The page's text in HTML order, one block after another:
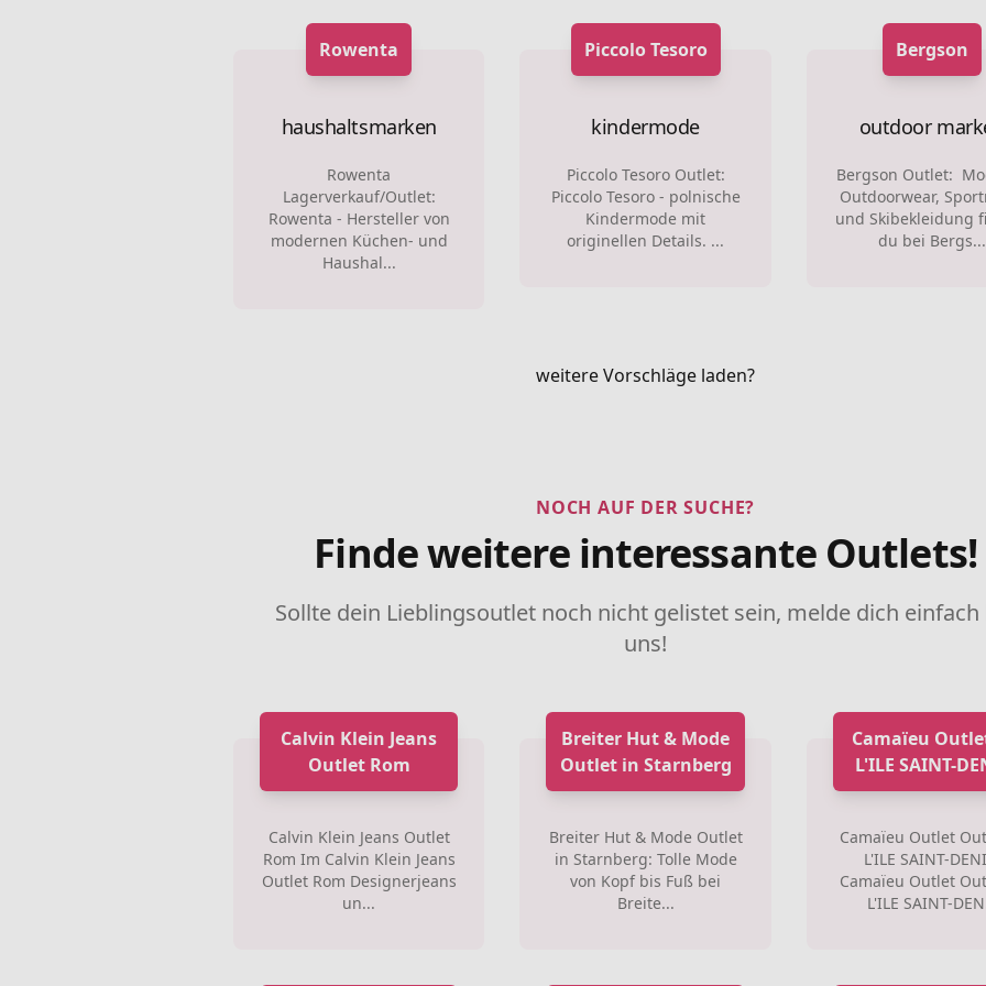
Rowenta
haushaltsmarken
Rowenta
Lagerverkauf/Outlet:
Rowenta - Hersteller von
modernen Küchen- und
Haushal...
Piccolo Tesoro
kindermode
Piccolo Tesoro Outlet:
Piccolo Tesoro - polnische
Kindermode mit
originellen Details. ...
Bergson
outdoor
Bergson Outlet:
Outdoorwear,
und Skibekleidung
du bei Bergs...
weitere Vorschläge laden?
NOCH AUF DER SUCHE?
Finde weitere interessante Outlets!
Sollte dein Lieblingsoutlet noch nicht gelistet sein, melde dich einfach
uns!
Calvin Klein Jeans
Outlet Rom
Calvin Klein Jeans Outlet
Rom Im Calvin Klein Jeans
Outlet Rom Designerjeans
un...
Breiter Hut & Mode
Outlet in Starnberg
Breiter Hut & Mode Outlet
in Starnberg: Tolle Mode
von Kopf bis Fuß bei
Breite...
Camaïeu
L'ILE SAINT-
Camaïeu Outlet
L'ILE SAINT-
Camaïeu Outlet
L'ILE SAINT-